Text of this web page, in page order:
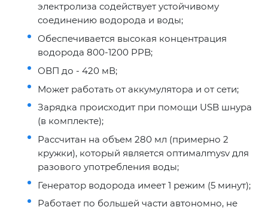
электролиза содействует устойчивому
соединению водорода и воды;
Обеспечивается высокая концентрация
водорода 800-1200 PPB;
ОВП до - 420 мВ;
Может работать от аккумулятора и от сети;
Зарядка происходит при помощи USB шнура
(в комплекте);
Рассчитан на объем 280 мл (примерно 2
кружки), который является оптималmysv для
разового употребления воды;
Генератор водорода имеет 1 режим (5 минут);
Работает по большей части автономно, не